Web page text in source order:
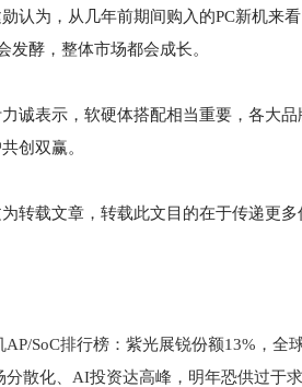
认为，从几年前期间购入的PC新机来
发酵，整体市场都会成长。
诚表示，软硬体搭配相当重要，各大
创双赢。
转载文章，转载此文目的在于传递更
AP/SoC排行榜：紫光展锐份额13%，全
分散化、AI投资达高峰，明年恐供过于求